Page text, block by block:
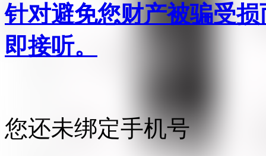
针对避免您财产被骗受
即接听。
您还未绑定手机号